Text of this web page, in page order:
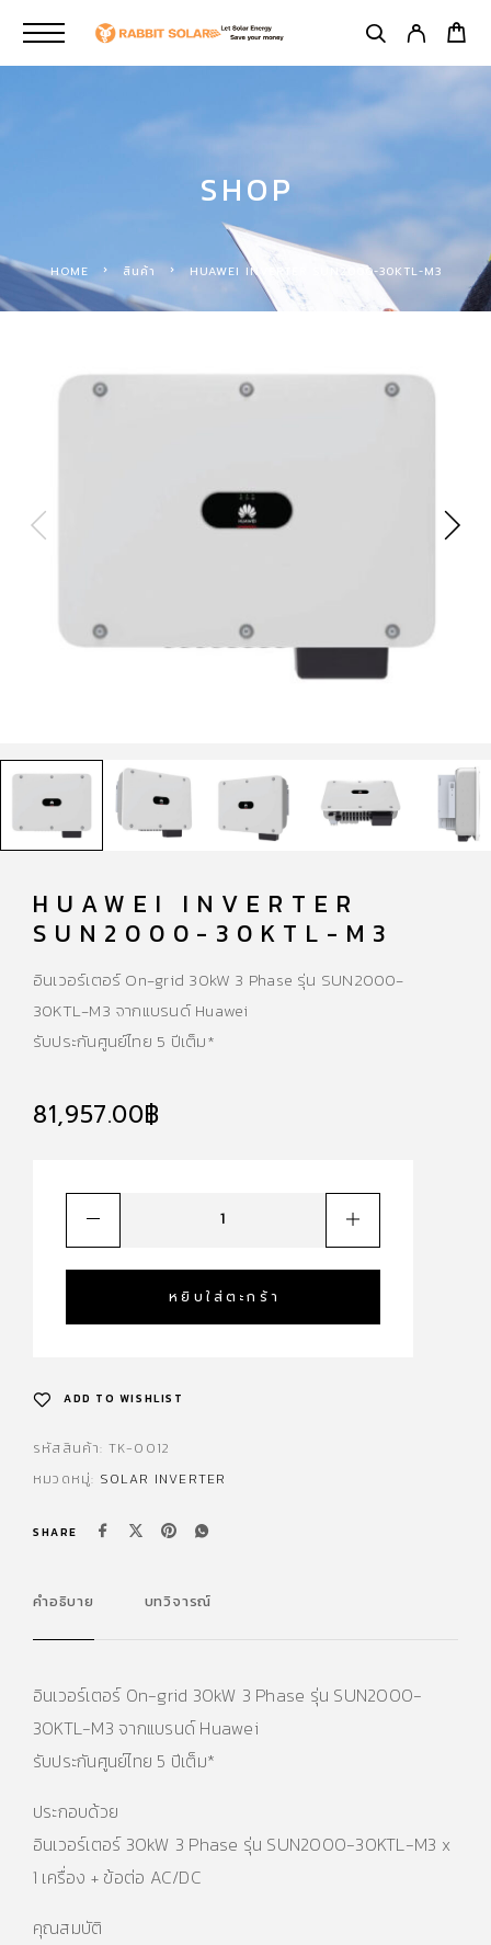
SHOP
HOME สินค้า HUAWEI INVERTER SUN2000-30KTL-M3
HUAWEI INVERTER
SUN2000-30KTL-M3
อินเวอร์เตอร์ On-grid 30kW 3 Phase รุ่น SUN2000-
30KTL-M3 จากแบรนด์ Huawei
รับประกันศูนย์ไทย 5 ปีเต็ม*
81,957.00฿
หยิบใส่ตะกร้า
ADD TO WISHLIST
รหัสสินค้า: TK-0012
หมวดหมู่: SOLAR INVERTER
SHARE
คำอธิบาย บทวิจารณ์
อินเวอร์เตอร์ On-grid 30kW 3 Phase รุ่น SUN2000-
30KTL-M3 จากแบรนด์ Huawei
รับประกันศูนย์ไทย 5 ปีเต็ม*
ประกอบด้วย
อินเวอร์เตอร์ 30kW 3 Phase รุ่น SUN2000-30KTL-M3 x
1 เครื่อง + ข้อต่อ AC/DC
คุณสมบัติ